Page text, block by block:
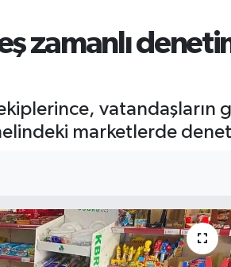
zamanlı
vatandaşların
marketlerde